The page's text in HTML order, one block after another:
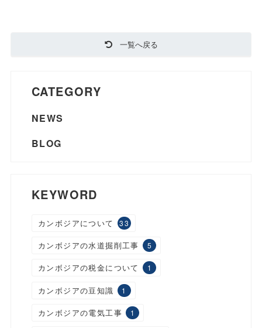
一覧へ戻る
CATEGORY
NEWS
BLOG
KEYWORD
カンボジアについて 33
カンボジアの水道掘削工事 5
カンボジアの税金について 1
カンボジアの豆知識 1
カンボジアの電気工事 1